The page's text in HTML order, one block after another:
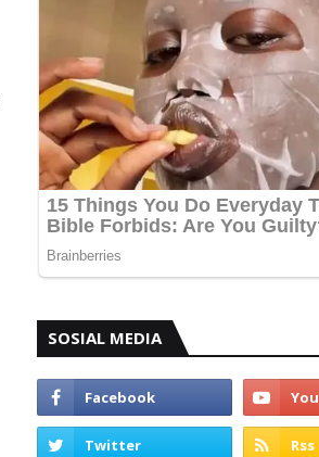
SOSIAL MEDIA